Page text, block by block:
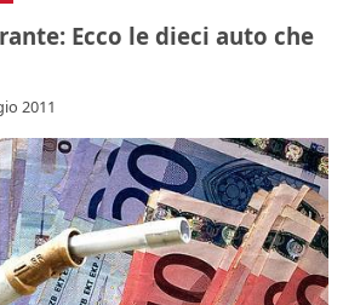
Ecco le dieci auto che
2011